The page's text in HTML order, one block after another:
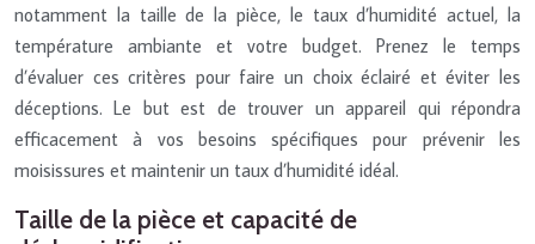
notamment la taille de la pièce, le taux d’humidité actuel, la
température ambiante et votre budget. Prenez le temps
d’évaluer ces critères pour faire un choix éclairé et éviter les
déceptions. Le but est de trouver un appareil qui répondra
efficacement à vos besoins spécifiques pour prévenir les
moisissures et maintenir un taux d’humidité idéal.
Taille de la pièce et capacité de